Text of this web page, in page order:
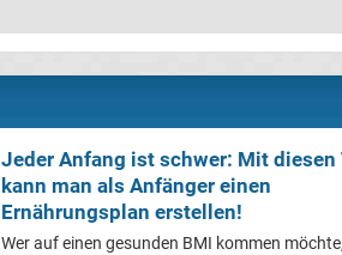
Jeder Anfang ist schwer: Mit diesen
kann man als Anfänger einen
Ernährungsplan erstellen!
Wer auf einen gesunden BMI kommen